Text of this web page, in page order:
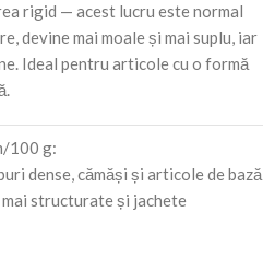
rigid — acest lucru este normal
devine mai moale și mai suplu, iar
Ideal pentru articole cu o formă
100 g:
dense, cămăși și articole de bază
structurate și jachete